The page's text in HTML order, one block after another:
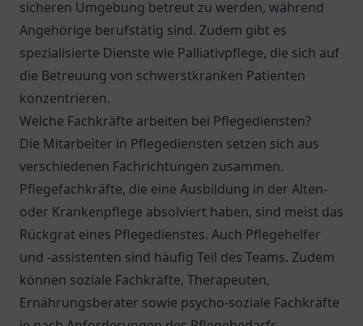
sicheren Umgebung betreut zu werden, während
Angehörige berufstätig sind. Zudem gibt es
spezialisierte Dienste wie Palliativpflege, die sich auf
die Betreuung von schwerstkranken Patienten
konzentrieren.
Welche Fachkräfte arbeiten bei Pflegediensten?
Die Mitarbeiter in Pflegediensten setzen sich aus
verschiedenen Fachrichtungen zusammen.
Pflegefachkräfte, die eine Ausbildung in der Alten-
oder Krankenpflege absolviert haben, sind meist das
Rückgrat eines Pflegedienstes. Auch Pflegehelfer
und -assistenten sind häufig Teil des Teams. Zudem
können soziale Fachkräfte, Therapeuten,
Ernährungsberater sowie psycho-soziale Fachkräfte